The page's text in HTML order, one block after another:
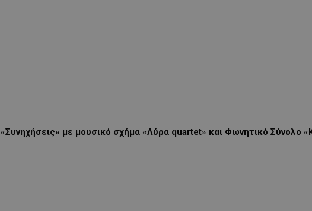
«Συνηχήσεις» με μουσικό σχήμα «Λύρα quartet» και Φωνητικό Σύνολο